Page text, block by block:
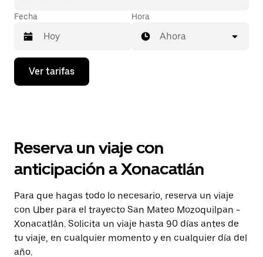
Fecha
Presiona
flecha
el
y
selecciona
una
fecha.
Presiona
la
tecla Esc
para
cerrar
Hora
Ahora
Ver tarifas
Reserva un viaje con
anticipación a Xonacatlán
Para que hagas todo lo necesario, reserva un viaje
con Uber para el trayecto San Mateo Mozoquilpan -
Xonacatlán. Solicita un viaje hasta 90 días antes de
tu viaje, en cualquier momento y en cualquier día del
año.